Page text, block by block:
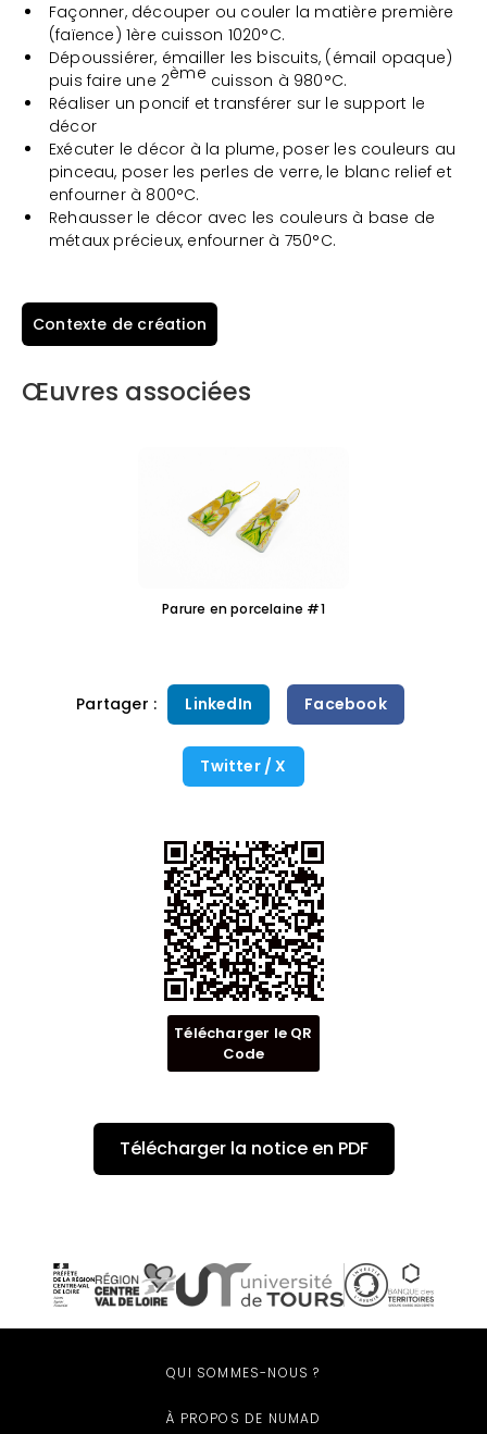
Façonner, découper ou couler la matière première
(faïence) 1ère cuisson 1020°C.
Dépoussiérer, émailler les biscuits, (émail opaque)
puis faire une 2ème cuisson à 980°C.
Réaliser un poncif et transférer sur le support le
décor
Exécuter le décor à la plume, poser les couleurs au
pinceau, poser les perles de verre, le blanc relief et
enfourner à 800°C.
Rehausser le décor avec les couleurs à base de
métaux précieux, enfourner à 750°C.
Contexte de création
Œuvres associées
Parure en porcelaine #1
Partager : LinkedIn Facebook
Twitter / X
Télécharger le QR
Code
Télécharger la notice en PDF
QUI SOMMES-NOUS ?
À PROPOS DE NUMAD